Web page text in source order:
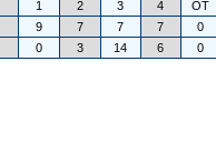
1 2 3 4
OT
9 7 7 7
0
0 3 14 6 0